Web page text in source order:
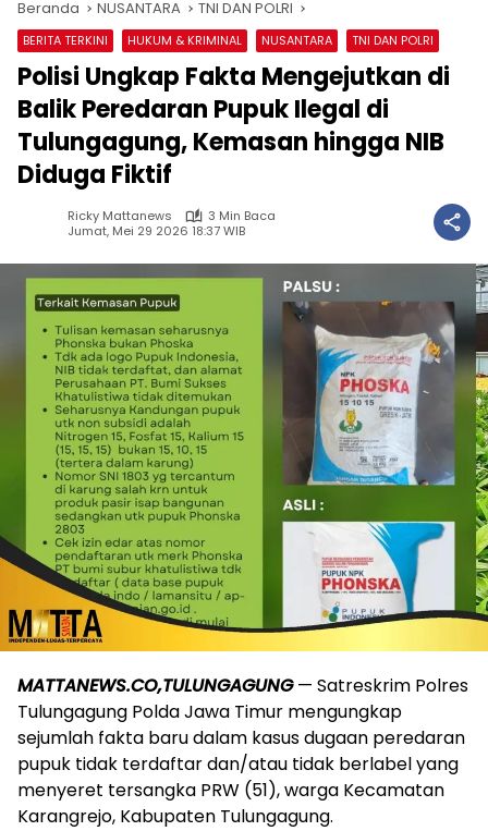
Beranda NUSANTARA TNI DAN POLRI
BERITA TERKINI HUKUM & KRIMINAL NUSANTARA TNI DAN POLRI
Polisi Ungkap Fakta Mengejutkan di
Balik Peredaran Pupuk Ilegal di
Tulungagung, Kemasan hingga NIB
Diduga Fiktif
Ricky Mattanews
3 Min Baca
Jumat, Mei 29 2026 18:37 WIB
MATTANEWS.CO,TULUNGAGUNG— Satreskrim Polres
Tulungagung Polda Jawa Timur mengungkap
sejumlah fakta baru dalam kasus dugaan peredaran
pupuk tidak terdaftar dan/atau tidak berlabel yang
menyeret tersangka PRW (51), warga Kecamatan
Karangrejo, Kabupaten Tulungagung.